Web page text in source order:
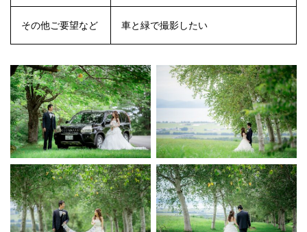
その他ご要望など 車と緑で撮影したい